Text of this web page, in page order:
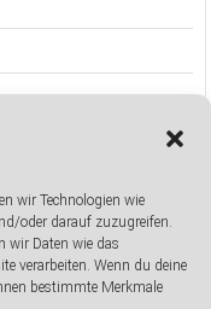
wir Technologien wie
oder darauf zuzugreifen.
wir Daten wie das
verarbeiten. Wenn du deine
bestimmte Merkmale
Wir bitten Sie, an die
kurze E-Mail zu senden.
Gleichzeitig